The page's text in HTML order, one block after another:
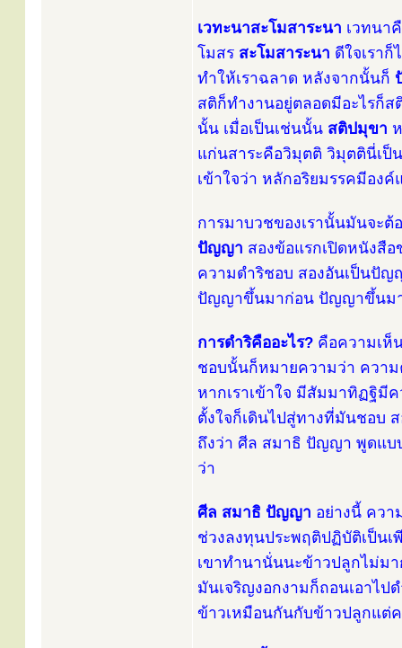
เวทะนาสะโมสาระนา เวทนา
โมสร สะโมสาระนา ดีใจเราก็
ทำให้เราฉลาด หลังจากนั้นก็
สติก็ทำงานอยู่ตลอดมีอะไรก็
นั้น เมื่อเป็นเช่นนั้น สติปมุขา
แก่นสาระคือวิมุตติ วิมุตตินี่เป็
เข้าใจว่า หลักอริยมรรคมีอง
การมาบวชของเรานั้นมันจะ
ปัญญา สองข้อแรกเปิดหนังสื
ความดำริชอบ สองอันเป็นปัญ
ปัญญาขึ้นมาก่อน ปัญญาขึ้นมา
การดำริคืออะไร? คือความเห็
ชอบนั้นก็หมายความว่า ควา
หากเราเข้าใจ มีสัมมาทิฏฐิมี
ตั้งใจก็เดินไปสู่ทางที่มันชอบ
ถึงว่า ศีล สมาธิ ปัญญา พูดแบ
ว่า
ศีล สมาธิ ปัญญา อย่างนี้ คว
ช่วงลงทุนประพฤติปฏิบัติเป็น
เขาทำนานั่นนะข้าวปลูกไม่ม
มันเจริญงอกงามก็ถอนเอาไป
ข้าวเหมือนกันกับข้าวปลูกแต่